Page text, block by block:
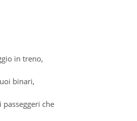
in treno,
binari,
che